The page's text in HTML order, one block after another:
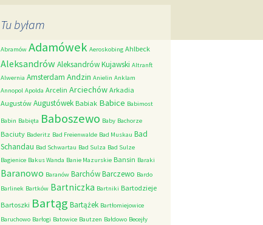
Tu byłam
Abramów Adamówek Aeroskobing Ahlbeck
AleksandrówAleksandrów Kujawski Altranft
Alwernia Amsterdam Andzin Anielin Anklam
Annopol Apolda Arcelin Arciechów Arkadia
Augustów Augustówek Babiak Babice Babimost
Babin Babięta Baboszewo Baby Bachorze
Baciuty Baderitz Bad Freienwalde Bad Muskau Bad
Schandau Bad Schwartau Bad Sulza Bad Sulze
Bagienice Bakus Wanda Banie Mazurskie Bansin Baraki
Baranowo Baranów BarchówBarczewo Bardo
Barlinek Bartków Bartniczka Bartniki Bartodzieje
Bartoszki Bartąg Bartążek Bartłomiejowice
Baruchowo Barłogi Batowice Bautzen Bałdowo Becejły